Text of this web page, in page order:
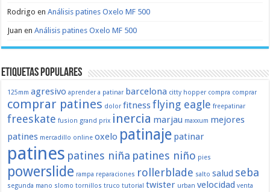
Rodrigo enAnálisis patines Oxelo MF 500
Juan enAnálisis patines Oxelo MF 500
Etiquetas populares
125mm agresivo aprender a patinar barcelona citty hopper compra comprar
comprar patines dolor fitnessflying eagle freepatinar
freeskate fusion grand prix inercia marjau maxxum mejores
patines mercadillo online oxelo patinaje patinar
patines patines niña patines niño pies
powerslide rampa reparaciones rollerblade salto salud seba
segunda mano slomo tornillos truco tutorial twister urban velocidad venta